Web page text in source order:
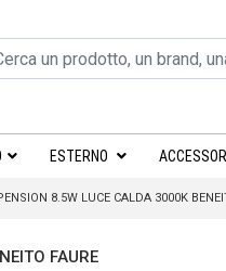
ESTERNO ACCESSORI
8.5W LUCE CALDA 3000K
FAURE